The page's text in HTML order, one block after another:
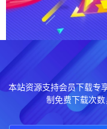
本站资源支持会员下载专
制免费下载次